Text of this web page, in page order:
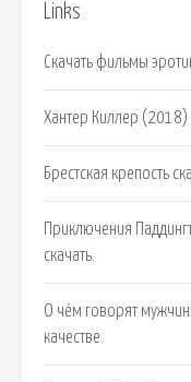
Links
Скачать фильмы
Хантер Киллер (2018)
Брестская крепость
Приключения
скачать.
О чём говорят
качестве.